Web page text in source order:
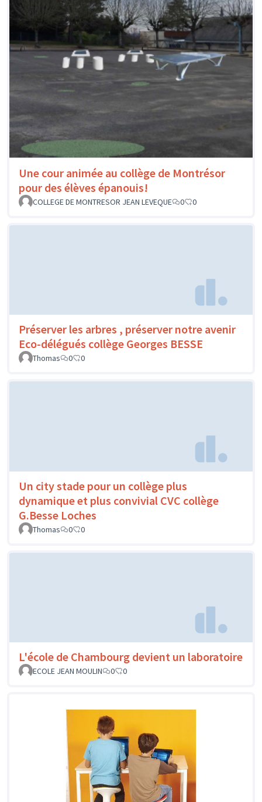
Une cour animée au collège de Montrésor
pour des élèves épanouis!
COLLEGE DE MONTRESOR JEAN LEVEQUE 0 0
Préserver les arbres , préserver notre avenir
Eco-délégués collège Georges BESSE
Thomas 0 0
Un city stade pour un collège plus
dynamique et plus convivial CVC collège
G.Besse Loches
Thomas 0 0
L'école de Chambourg devient un laboratoire
ECOLE JEAN MOULIN 0 0